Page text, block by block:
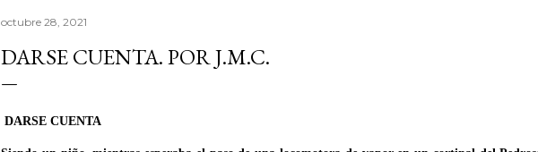
MEJOR CLIENTE. Estas circunstancias
reflexionar sobre los valores de
octubre 28, 2021
DARSE CUENTA. POR J.M.C.
DARSE CUENTA